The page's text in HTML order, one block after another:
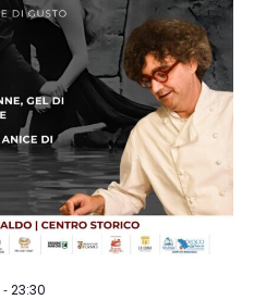
-23:30